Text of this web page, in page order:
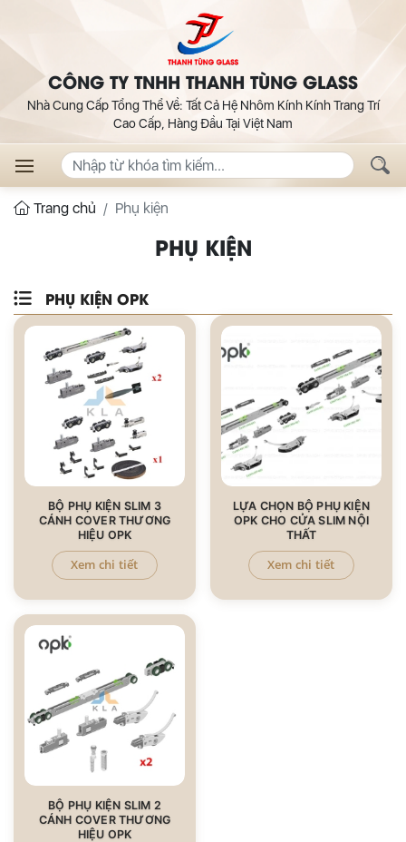
CÔNG TY TNHH THANH TÙNG GLASS
Nhà Cung Cấp Tổng Thể Về: Tất Cả Hệ Nhôm Kính Kính Trang Trí
Cao Cấp, Hàng Đầu Tại Việt Nam
Trang chủ Phụ kiện
PHỤ KIỆN
PHỤ KIỆN OPK
BỘ PHỤ KIỆN SLIM 3
CÁNH COVER THƯƠNG
HIỆU OPK
Xem chi tiết
LỰA CHỌN BỘ PHỤ KIỆN
OPK CHO CỬA SLIM NỘI
THẤT
Xem chi tiết
BỘ PHỤ KIỆN SLIM 2
CÁNH COVER THƯƠNG
HIỆU OPK